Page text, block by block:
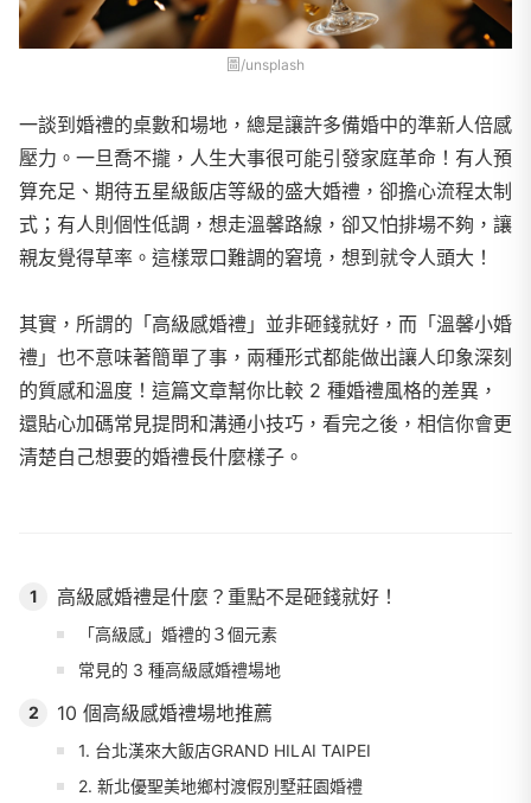
圖/unsplash
一談到婚禮的桌數和場地，總是讓許多備婚中的準新人倍感
壓力。一旦喬不攏，人生大事很可能引發家庭革命！有人預
算充足、期待五星級飯店等級的盛大婚禮，卻擔心流程太制
式；有人則個性低調，想走溫馨路線，卻又怕排場不夠，讓
親友覺得草率。這樣眾口難調的窘境，想到就令人頭大！
其實，所謂的「高級感婚禮」並非砸錢就好，而「溫馨小婚
禮」也不意味著簡單了事，兩種形式都能做出讓人印象深刻
的質感和溫度！這篇文章幫你比較 2 種婚禮風格的差異，
還貼心加碼常見提問和溝通小技巧，看完之後，相信你會更
清楚自己想要的婚禮長什麼樣子。
1 高級感婚禮是什麼？重點不是砸錢就好！
「高級感」婚禮的３個元素
常見的 3 種高級感婚禮場地
2 10 個高級感婚禮場地推薦
1. 台北漢來大飯店GRAND HILAI TAIPEI
2. 新北優聖美地鄉村渡假別墅莊園婚禮